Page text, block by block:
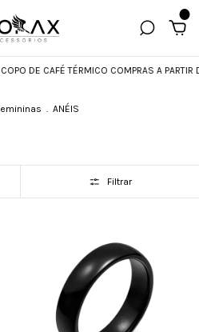
DE CAFÉ TÉRMICO COMPRAS A PARTIR DE
. ANÉIS
Filtrar